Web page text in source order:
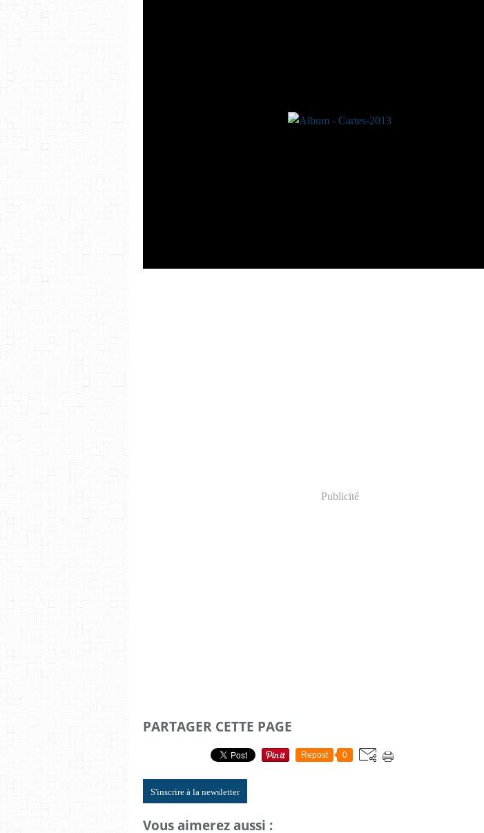
Publicité
PARTAGER CETTE PAGE
Repost 0
S'inscrire à la newsletter
Vous aimerez aussi :